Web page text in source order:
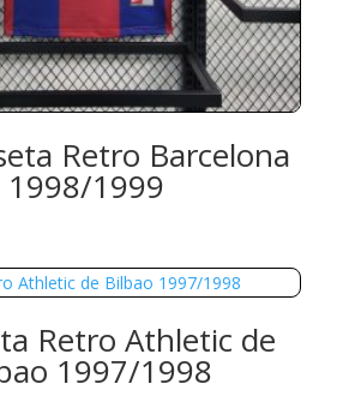
Retro Barcelona
1998/1999
Retro Athletic de
1997/1998